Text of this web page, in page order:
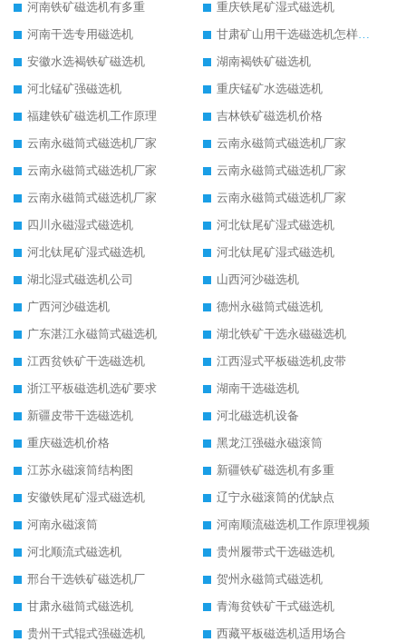
河南铁矿磁选机有多重
重庆铁尾矿湿式磁选机
河南干选专用磁选机
甘肃矿山用干选磁选机怎样调磁
安徽水选褐铁矿磁选机
湖南褐铁矿磁选机
河北锰矿强磁选机
重庆锰矿水选磁选机
福建铁矿磁选机工作原理
吉林铁矿磁选机价格
云南永磁筒式磁选机厂家
云南永磁筒式磁选机厂家
云南永磁筒式磁选机厂家
云南永磁筒式磁选机厂家
云南永磁筒式磁选机厂家
云南永磁筒式磁选机厂家
四川永磁湿式磁选机
河北钛尾矿湿式磁选机
河北钛尾矿湿式磁选机
河北钛尾矿湿式磁选机
湖北湿式磁选机公司
山西河沙磁选机
广西河沙磁选机
德州永磁筒式磁选机
广东湛江永磁筒式磁选机
湖北铁矿干选永磁磁选机
江西贫铁矿干选磁选机
江西湿式平板磁选机皮带
浙江平板磁选机选矿要求
湖南干选磁选机
新疆皮带干选磁选机
河北磁选机设备
重庆磁选机价格
黑龙江强磁永磁滚筒
江苏永磁滚筒结构图
新疆铁矿磁选机有多重
安徽铁尾矿湿式磁选机
辽宁永磁滚筒的优缺点
河南永磁滚筒
河南顺流磁选机工作原理视频
河北顺流式磁选机
贵州履带式干选磁选机
邢台干选铁矿磁选机厂
贺州永磁筒式磁选机
甘肃永磁筒式磁选机
青海贫铁矿干式磁选机
贵州干式辊式强磁选机
西藏平板磁选机适用场合